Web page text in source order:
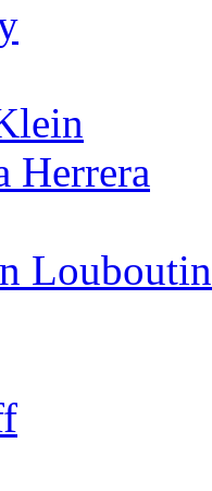
Herrera
Louboutin